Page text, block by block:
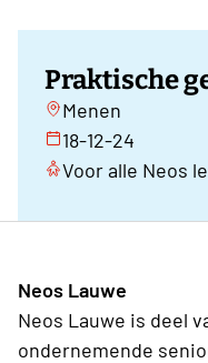
Praktische
Menen
18-12-24
Voor alle Neos
Neos Lauwe
Neos Lauwe is deel
ondernemende